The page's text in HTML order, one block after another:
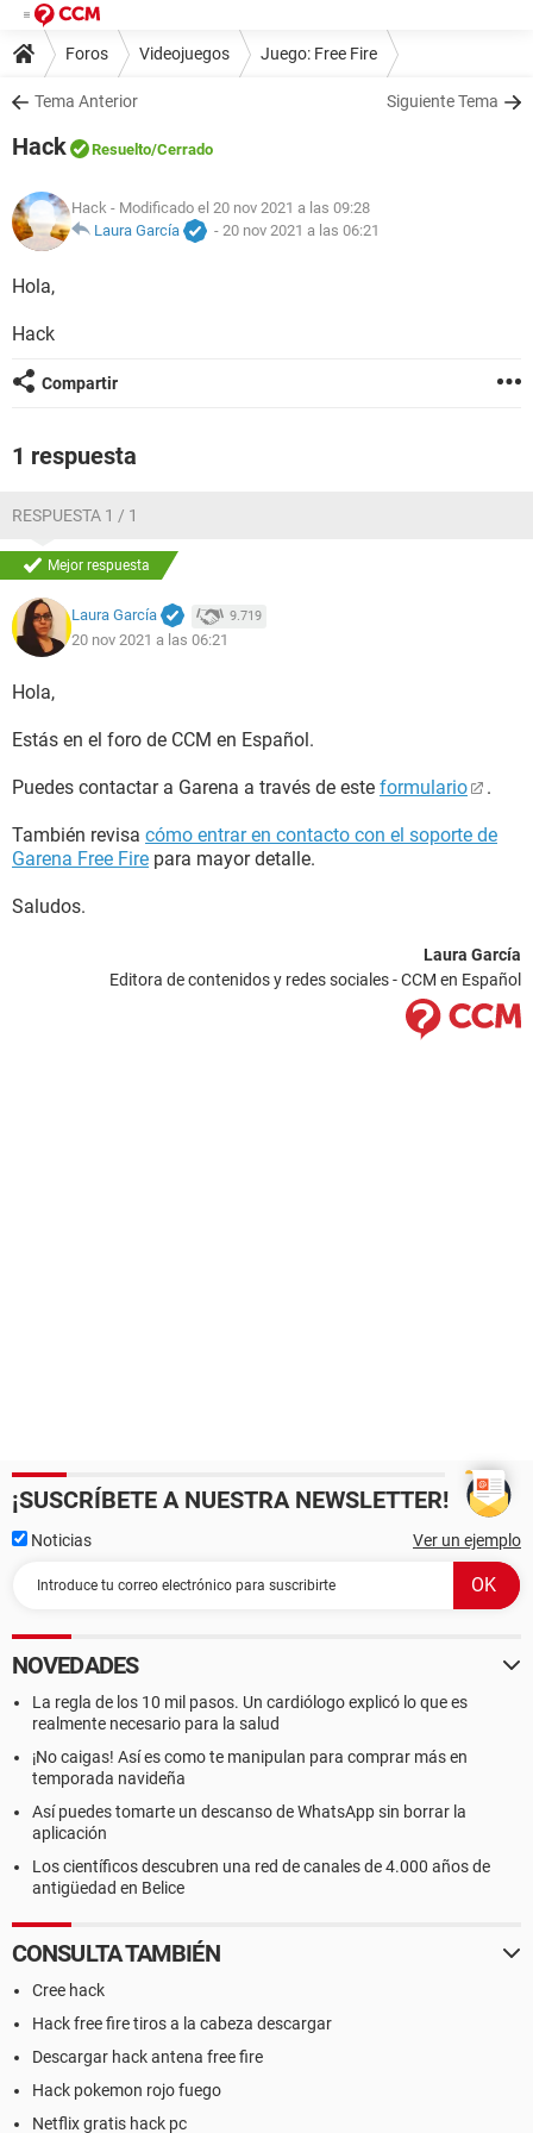
Foros Videojuegos Juego: Free Fire
Tema Anterior Siguiente Tema
Hack Resuelto/Cerrado
Hack - Modificado el 20 nov 2021 a las 09:28
Laura García
- 20 nov 2021 a las 06:21
Hola,
Hack
Compartir
1 respuesta
RESPUESTA 1 / 1
Mejor respuesta
Laura García 9.719
20 nov 2021 a las 06:21
Hola,
Estás en el foro de CCM en Español.
Puedes contactar a Garena a través de este formulario .
También revisa cómo entrar en contacto con el soporte de
Garena Free Fire para mayor detalle.
Saludos.
Laura García
Editora de contenidos y redes sociales - CCM en Español
¡SUSCRÍBETE A NUESTRA NEWSLETTER!
Noticias Ver un ejemplo
NOVEDADES
La regla de los 10 mil pasos. Un cardiólogo explicó lo que es
realmente necesario para la salud
¡No caigas! Así es como te manipulan para comprar más en
temporada navideña
Así puedes tomarte un descanso de WhatsApp sin borrar la
aplicación
Los científicos descubren una red de canales de 4.000 años de
antigüedad en Belice
CONSULTA TAMBIÉN
Cree hack
Hack free fire tiros a la cabeza descargar
Descargar hack antena free fire
Hack pokemon rojo fuego
Netflix gratis hack pc